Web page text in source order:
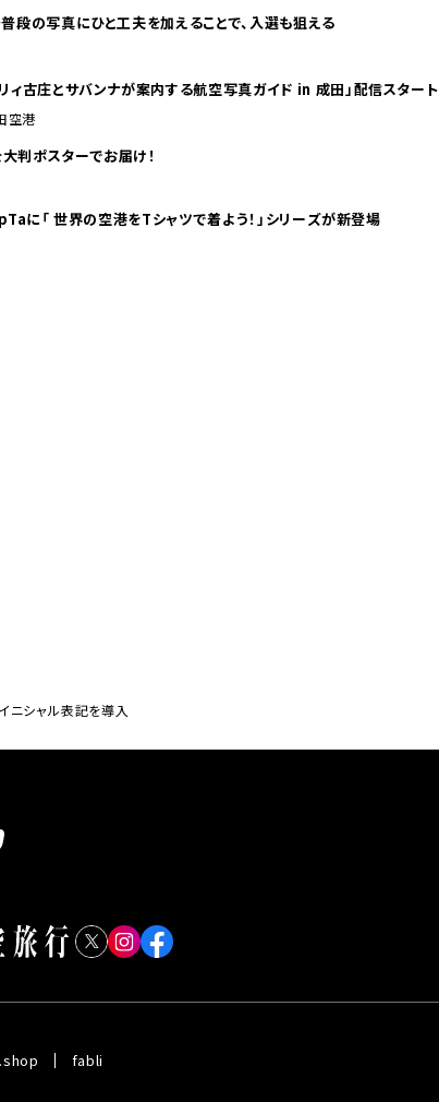
段の写真にひと工夫を加えることで、入選も狙える
ィ古庄とサバンナが案内する航空写真ガイド in 成田」配信スタート
空港
判ポスターでお届け！
この夏は空港コードTシャツで海外旅行気分！ pTaに「 世界の空港をTシャツで着よう！」シリーズが新登場
ニシャル表記を導入
fabli